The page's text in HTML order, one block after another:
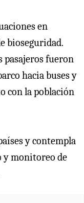
en
bioseguridad.
pasajeros fueron
hacia buses y
con la población
y contempla
y monitoreo de